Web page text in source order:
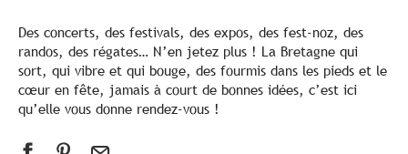
Des concerts, des festivals, des expos, des fest-noz, des
randos, des régates… N’en jetez plus ! La Bretagne qui
sort, qui vibre et qui bouge, des fourmis dans les pieds et le
cœur en fête, jamais à court de bonnes idées, c’est ici
qu’elle vous donne rendez-vous !